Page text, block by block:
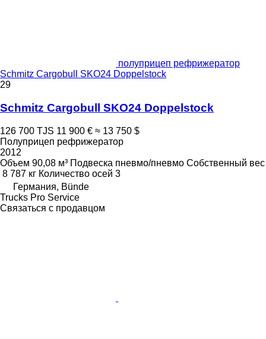
полуприцеп рефрижератор
Schmitz Cargobull SKO24 Doppelstock
29
Schmitz Cargobull SKO24 Doppelstock
126 700 TJS 11 900 € ≈ 13 750 $
Полуприцеп рефрижератор
2012
Объем 90,08 м³ Подвеска пневмо/пневмо Собственный вес
8 787 кг Количество осей 3
Германия, Bünde
Trucks Pro Service
Связаться с продавцом